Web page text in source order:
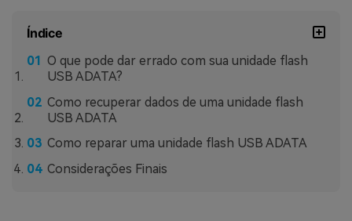
Índice
O que pode dar errado com sua unidade flash
USB ADATA?
Como recuperar dados de uma unidade flash
USB ADATA
Como reparar uma unidade flash USB ADATA
Considerações Finais